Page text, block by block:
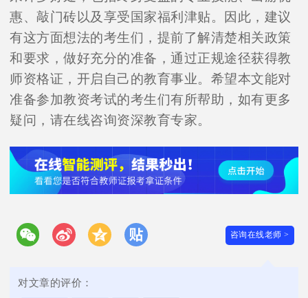
惠、敲门砖以及享受国家福利津贴。因此，建议
有这方面想法的考生们，提前了解清楚相关政策
和要求，做好充分的准备，通过正规途径获得教
师资格证，开启自己的教育事业。希望本文能对
准备参加教资考试的考生们有所帮助，如有更多
疑问，请在线咨询资深教育专家。
咨询在线老师 >
对文章的评价：